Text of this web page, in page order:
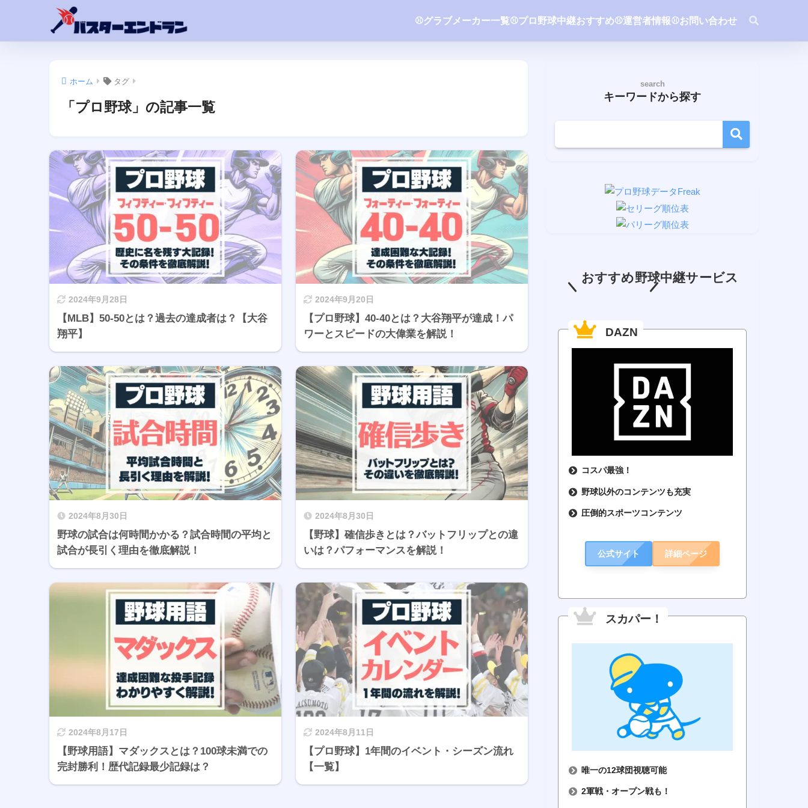
⚾️グラブメーカー一覧⚾️プロ野球中継おすすめ⚾️運営者情報⚾️お問い合わせ
ホーム タグ
「プロ野球」の記事一覧
2024年9月28日
【MLB】50-50とは？過去の達成者は？【大谷
翔平】
2024年9月20日
【プロ野球】40-40とは？大谷翔平が達成！パ
ワーとスピードの大偉業を解説！
2024年8月30日
野球の試合は何時間かかる？試合時間の平均と
試合が長引く理由を徹底解説！
2024年8月30日
【野球】確信歩きとは？バットフリップとの違
いは？パフォーマンスを解説！
2024年8月17日
【野球用語】マダックスとは？100球未満での
完封勝利！歴代記録最少記録は？
2024年8月11日
【プロ野球】1年間のイベント・シーズン流れ
【一覧】
search
キーワードから探す
おすすめ野球中継サービス
DAZN
コスパ最強！
野球以外のコンテンツも充実
圧倒的スポーツコンテンツ
公式サイト 詳細ページ
スカパー！
唯一の12球団視聴可能
2軍戦・オープン戦も！